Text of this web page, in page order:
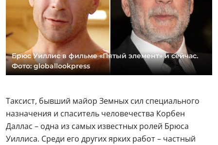
Брюс Уиллис в фильме «Пятый элемент» и сейчас.
Фото: globallookpress
Таксист, бывший майор Земных сил специального
назначения и спаситель человечества Корбен
Даллас – одна из самых известных ролей Брюса
Уиллиса. Среди его других ярких работ – частный